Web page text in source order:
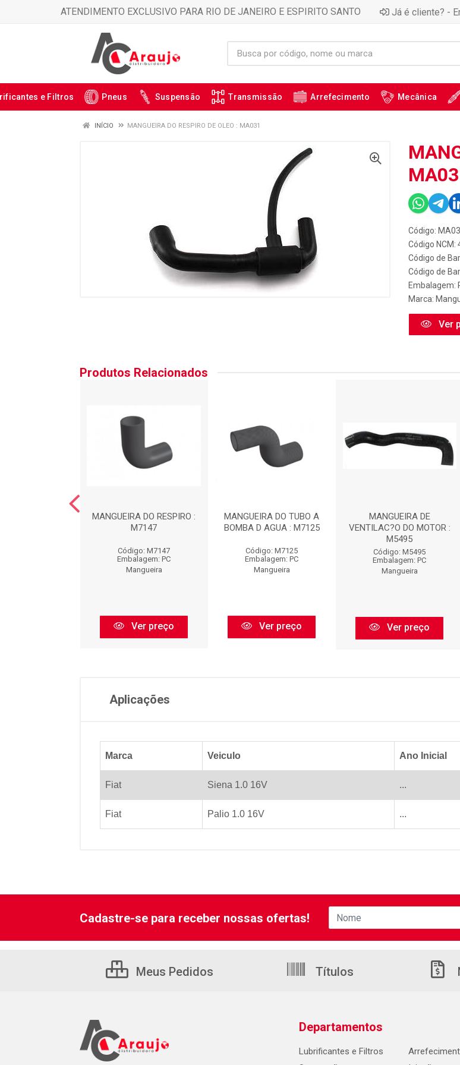
ATENDIMENTO EXCLUSIVO PARA RIO DE JANEIRO E ESPIRITO SANTO Já é cliente? -
e Filtros Pneus Suspensão Transmissão Arrefecimento Mecânica
INÍCIO MANGUEIRA DO RESPIRO DE OLEO : MA031
Código:
Código NCM:
Código de
Código de
Embalagem:
Marca:
Ver
Produtos Relacionados
MANGUEIRA DO RESPIRO :
M7147
Código: M7147
Embalagem: PC
Mangueira
Ver preço
MANGUEIRA DO TUBO A
BOMBA D AGUA : M7125
Código: M7125
Embalagem: PC
Mangueira
Ver preço
MANGUEIRA DE
VENTILAC?O DO MOTOR :
M5495
Código: M5495
Embalagem: PC
Mangueira
Ver preço
Aplicações
Marca Veiculo Ano Inicial
Fiat Siena 1.0 16V ...
Fiat Palio 1.0 16V ...
Cadastre-se para receber nossas ofertas!
Meus Pedidos Títulos
Departamentos
Lubrificantes e Filtros